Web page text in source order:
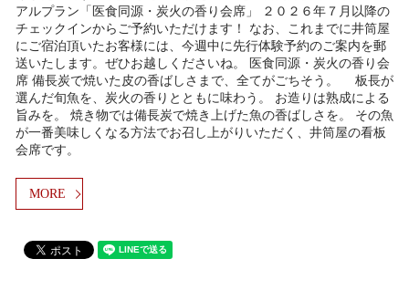
アルプラン「医食同源・炭火の香り会席」 ２０２６年７月以降の
チェックインからご予約いただけます！ なお、これまでに井筒屋
にご宿泊頂いたお客様には、今週中に先行体験予約のご案内を郵
送いたします。ぜひお越しくださいね。 医食同源・炭火の香り会
席 備長炭で焼いた皮の香ばしさまで、全てがごちそう。 板長が
選んだ旬魚を、炭火の香りとともに味わう。 お造りは熟成による
旨みを。 焼き物では備長炭で焼き上げた魚の香ばしさを。 その魚
が一番美味しくなる方法でお召し上がりいただく、井筒屋の看板
会席です。
MORE